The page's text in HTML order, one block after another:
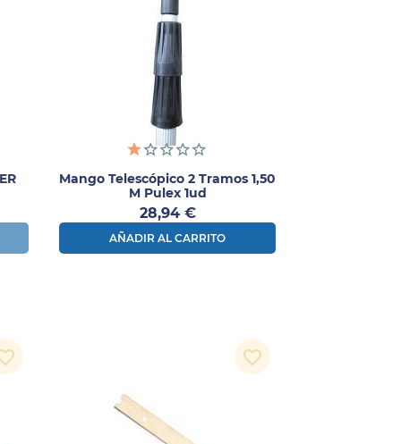
Mango Telescópico 2 Tramos 1,50
M Pulex 1ud
Precio
28,94 €
AÑADIR AL CARRITO
favorite_border